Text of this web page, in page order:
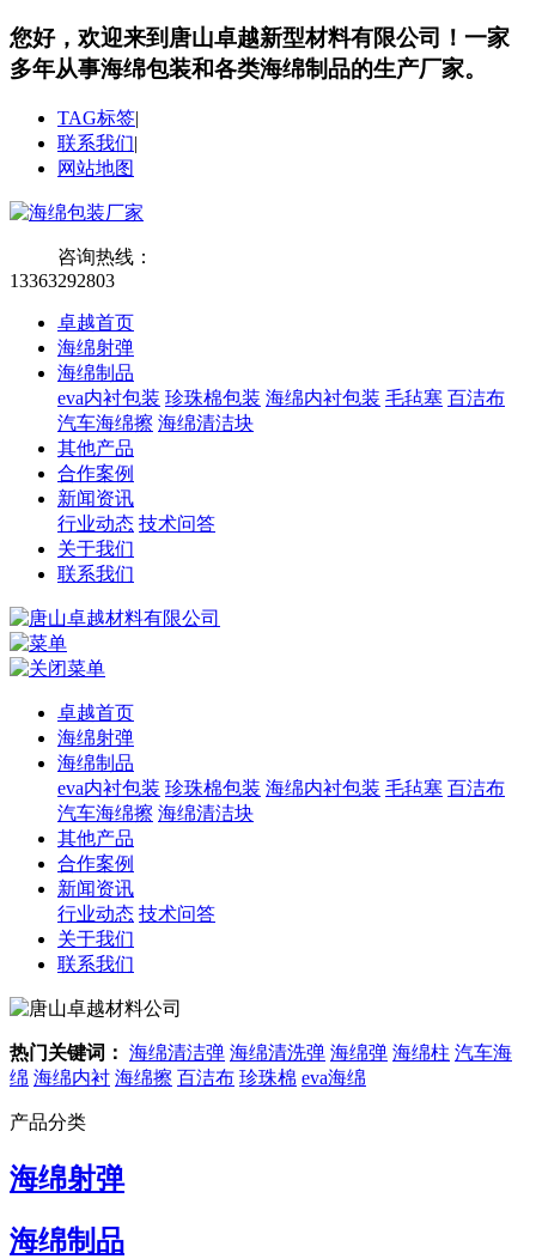
您好，欢迎来到唐山卓越新型材料有限公司！ 一家
多年从事海绵包装和各类海绵制品的生产厂家。
TAG标签|
联系我们|
网站地图
咨询热线：
13363292803
卓越首页
海绵射弹
海绵制品
eva内衬包装 珍珠棉包装 海绵内衬包装 毛毡塞 百洁布
汽车海绵擦 海绵清洁块
其他产品
合作案例
新闻资讯
行业动态 技术问答
关于我们
联系我们
卓越首页
海绵射弹
海绵制品
eva内衬包装 珍珠棉包装 海绵内衬包装 毛毡塞 百洁布
汽车海绵擦 海绵清洁块
其他产品
合作案例
新闻资讯
行业动态 技术问答
关于我们
联系我们
热门关键词： 海绵清洁弹 海绵清洗弹 海绵弹 海绵柱 汽车海
绵 海绵内衬 海绵擦 百洁布 珍珠棉 eva海绵
产品分类
海绵射弹
海绵制品